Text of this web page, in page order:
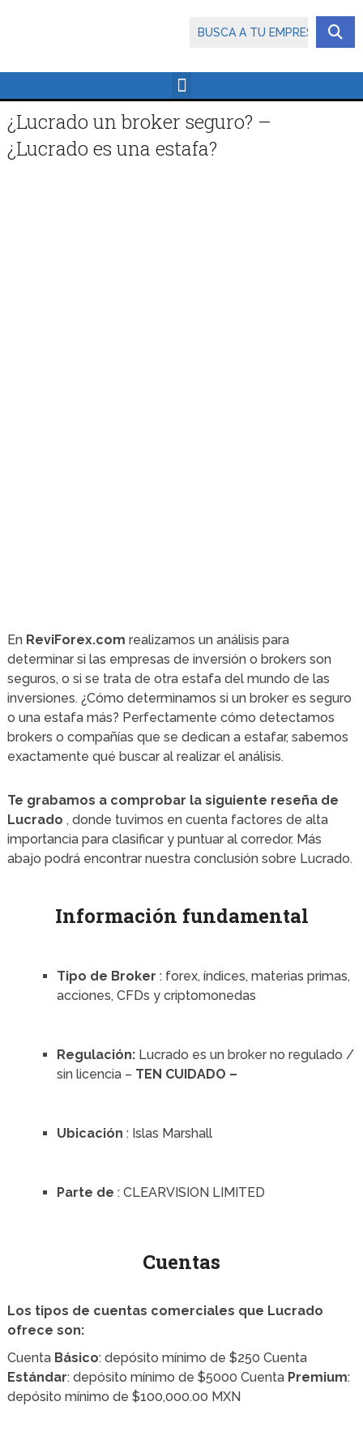
¿Lucrado un broker seguro? –
¿Lucrado es una estafa?
En ReviForex.com realizamos un análisis para
determinar si las empresas de inversión o brokers son
seguros, o si se trata de otra estafa del mundo de las
inversiones. ¿Cómo determinamos si un broker es seguro
o una estafa más? Perfectamente cómo detectamos
brokers o compañías que se dedican a estafar, sabemos
exactamente qué buscar al realizar el análisis.
Te grabamos a comprobar la siguiente reseña de
Lucrado , donde tuvimos en cuenta factores de alta
importancia para clasificar y puntuar al corredor. Más
abajo podrá encontrar nuestra conclusión sobre Lucrado.
Información fundamental
Tipo de Broker : forex, índices, materias primas,
acciones, CFDs y criptomonedas
Regulación:Lucrado es un broker no regulado /
sin licencia – TEN CUIDADO –
Ubicación : Islas Marshall
Parte de : CLEARVISION LIMITED
Cuentas
Los tipos de cuentas comerciales que Lucrado
ofrece son:
Cuenta Básico: depósito mínimo de $250 Cuenta
Estándar: depósito mínimo de $5000 Cuenta Premium:
depósito mínimo de $100,000.00 MXN